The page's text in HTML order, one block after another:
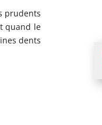
prudents
quand le
dents